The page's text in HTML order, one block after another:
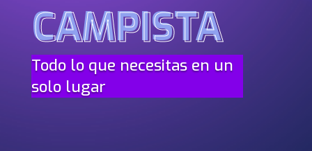
CAMPISTA
CAMPISTA
Todo lo que necesitas en un
solo lugar